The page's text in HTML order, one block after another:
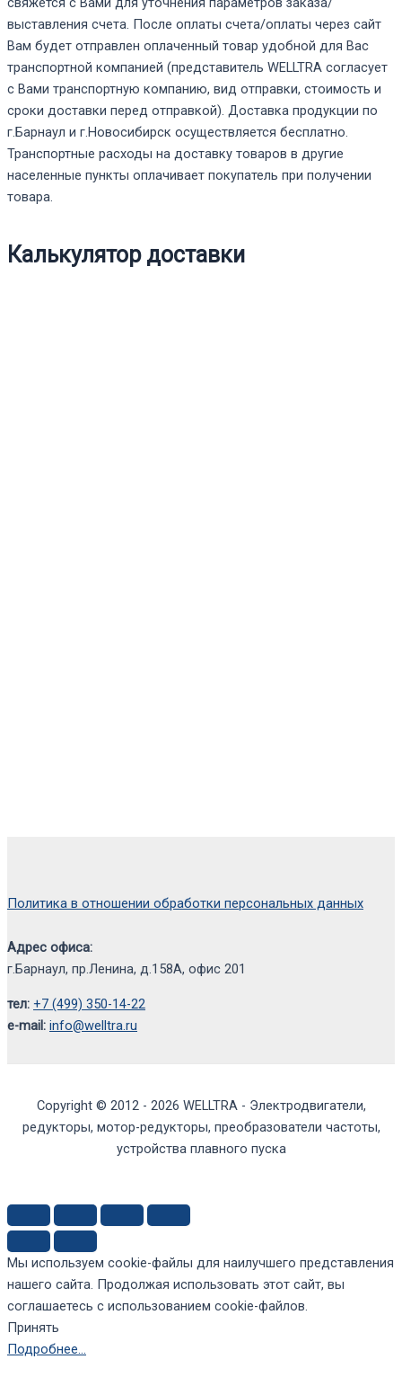
выставления счета. После оплаты счета/оплаты через сайт
Вам будет отправлен оплаченный товар удобной для Вас
транспортной компанией (представитель WELLTRA согласует
с Вами транспортную компанию, вид отправки, стоимость и
сроки доставки перед отправкой). Доставка продукции по
г.Барнаул и г.Новосибирск осуществляется бесплатно.
Транспортные расходы на доставку товаров в другие
населенные пункты оплачивает покупатель при получении
товара.
Калькулятор доставки
Политика в отношении обработки персональных данных
Адрес офиса:
г.Барнаул, пр.Ленина, д.158А, офис 201
тел: +7 (499) 350-14-22
e-mail: info@welltra.ru
Copyright © 2012 - 2026 WELLTRA - Электродвигатели,
редукторы, мотор-редукторы, преобразователи частоты,
устройства плавного пуска
Мы используем cookie-файлы для наилучшего представления
нашего сайта. Продолжая использовать этот сайт, вы
соглашаетесь с использованием cookie-файлов.
Принять
Подробнее…